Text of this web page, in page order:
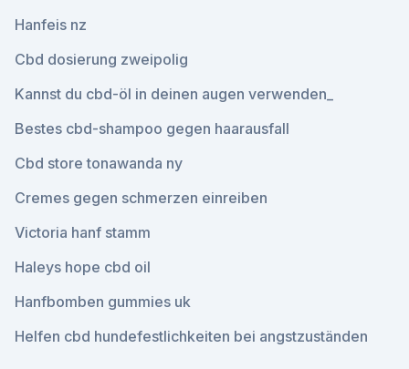
Hanfeis nz
Cbd dosierung zweipolig
Kannst du cbd-öl in deinen augen verwenden_
Bestes cbd-shampoo gegen haarausfall
Cbd store tonawanda ny
Cremes gegen schmerzen einreiben
Victoria hanf stamm
Haleys hope cbd oil
Hanfbomben gummies uk
Helfen cbd hundefestlichkeiten bei angstzuständen